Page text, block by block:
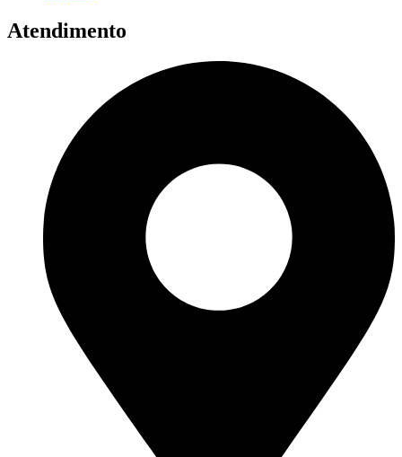
Atendimento